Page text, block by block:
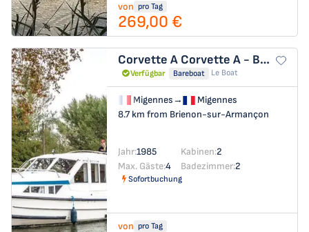
von pro Tag
269,00 €
Corvette A Corvette A - Budget 5
Verfügbar Bareboat Le Boat
Migennes→
Migennes
8.7 km from Brienon-sur-Armançon
Jahr:1985 Kabinen:2
Max. Gäste:4 Badezimmer:2
Sofortbuchung
von pro Tag